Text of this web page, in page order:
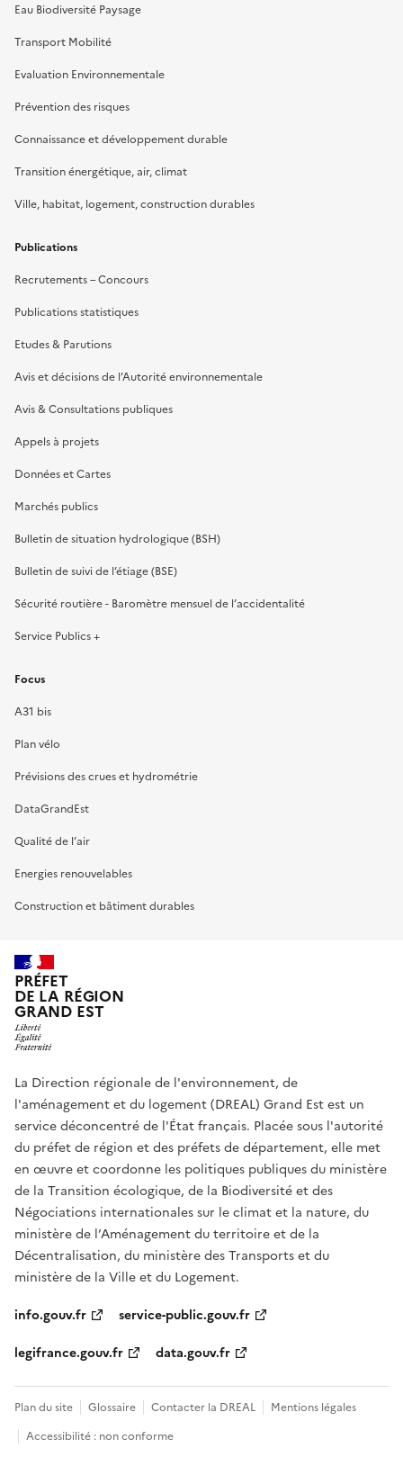
Eau Biodiversité Paysage
Transport Mobilité
Evaluation Environnementale
Prévention des risques
Connaissance et développement durable
Transition énergétique, air, climat
Ville, habitat, logement, construction durables
Publications
Recrutements – Concours
Publications statistiques
Etudes & Parutions
Avis et décisions de l’Autorité environnementale
Avis & Consultations publiques
Appels à projets
Données et Cartes
Marchés publics
Bulletin de situation hydrologique (BSH)
Bulletin de suivi de l’étiage (BSE)
Sécurité routière - Baromètre mensuel de l’accidentalité
Service Publics +
Focus
A31 bis
Plan vélo
Prévisions des crues et hydrométrie
DataGrandEst
Qualité de l’air
Energies renouvelables
Construction et bâtiment durables
PRÉFET
DE LA RÉGION
GRAND EST
La Direction régionale de l'environnement, de
l'aménagement et du logement (DREAL) Grand Est est un
service déconcentré de l'État français. Placée sous l'autorité
du préfet de région et des préfets de département, elle met
en œuvre et coordonne les politiques publiques du ministère
de la Transition écologique, de la Biodiversité et des
Négociations internationales sur le climat et la nature, du
ministère de l’Aménagement du territoire et de la
Décentralisation, du ministère des Transports et du
ministère de la Ville et du Logement.
info.gouv.fr
service-public.gouv.fr
legifrance.gouv.fr
data.gouv.fr
Plan du site Glossaire Contacter la DREAL
Mentions légales
Accessibilité : non conforme